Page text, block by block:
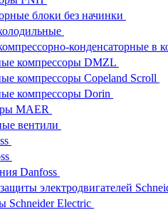
блоки без начинки
конденсаторные в
компрессоры DMZL
компрессоры Copeland Scroll
компрессоры Dorin
MAER
вентили
Danfoss
электродвигателей
Schneider Electric